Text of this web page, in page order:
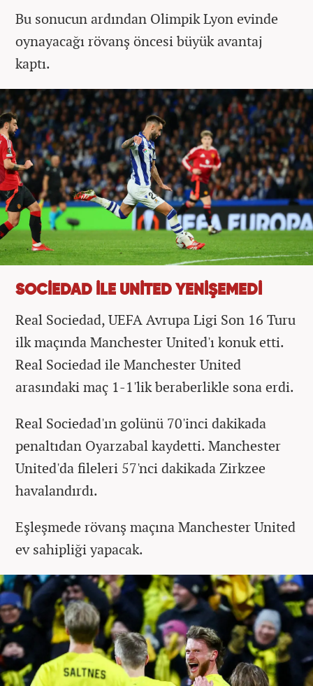
Bu sonucun ardından Olimpik Lyon evinde
oynayacağı rövanş öncesi büyük avantaj
kaptı.
SOCİEDAD İLE UNİTED YENİŞEMEDİ
Real Sociedad, UEFA Avrupa Ligi Son 16 Turu
ilk maçında Manchester United'ı konuk etti.
Real Sociedad ile Manchester United
arasındaki maç 1-1'lik beraberlikle sona erdi.
Real Sociedad'ın golünü 70'inci dakikada
penaltıdan Oyarzabal kaydetti. Manchester
United'da fileleri 57'nci dakikada Zirkzee
havalandırdı.
Eşleşmede rövanş maçına Manchester United
ev sahipliği yapacak.